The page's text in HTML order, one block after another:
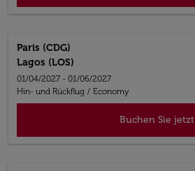
Paris (CDG)
Lagos (LOS)
01/04/2027 - 01/06/2027
Hin- und Rückflug / Economy
Buchen Sie jetzt